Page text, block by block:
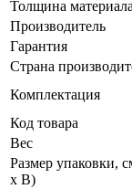
Толщина материала
Производитель
Гарантия
Страна
Комплектация
Код товара
Вес
Размер упаковки,
х В)